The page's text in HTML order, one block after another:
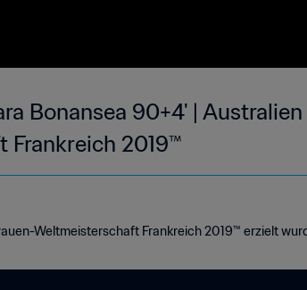
Bonansea 90+4' |
2019™
Weltmeisterschaft Frankreich 2019™ erzielt